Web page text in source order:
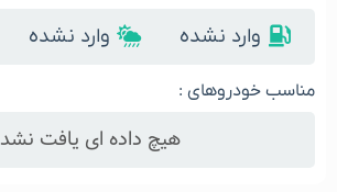
وارد نشده وارد نشده
مناسب خودروهای :
هیچ داده ای یافت نشد